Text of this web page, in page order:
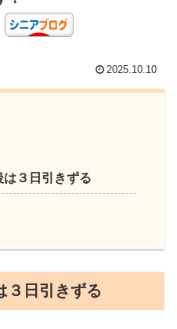
2025.10.10
３日引きずる
３日引きずる